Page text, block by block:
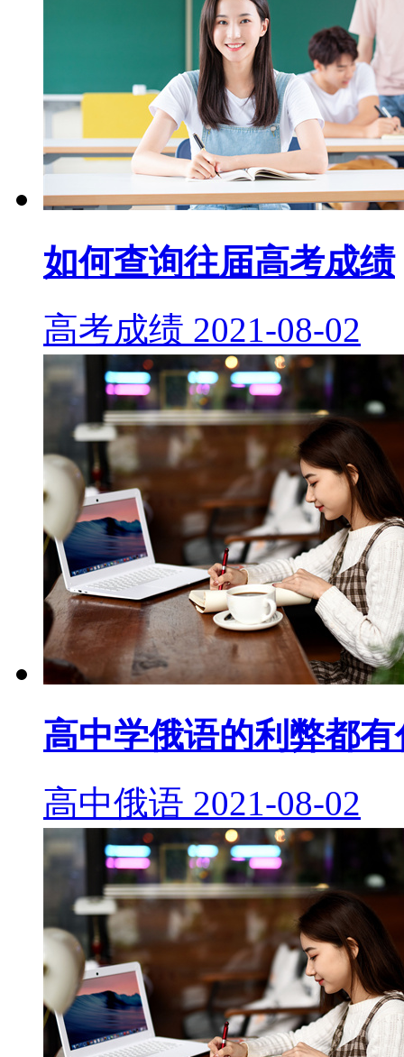
如何查询往届高考成绩
高考成绩 2021-08-02
高中学俄语的利弊都有
高中俄语 2021-08-02